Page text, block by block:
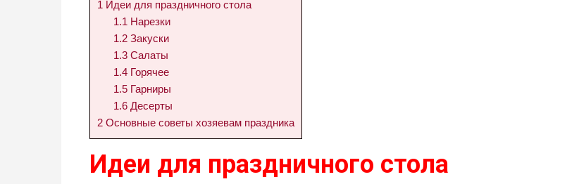
1 Идеи для праздничного стола
1.1 Нарезки
1.2Закуски
1.3Салаты
1.4Горячее
1.5Гарниры
1.6Десерты
2 Основные советы хозяевам праздника
Идеи для праздничного стола